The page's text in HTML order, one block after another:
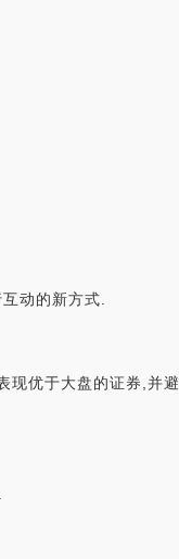
动的新方式.
现优于大盘的证券,并避